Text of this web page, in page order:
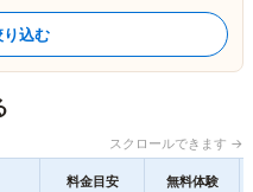
込む
スクロールできます →
料金目安 無料体験